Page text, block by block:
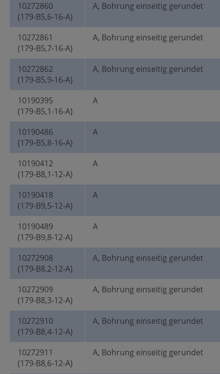
10272860
(179-B5,6-16-A)
A, Bohrung einseitig gerundet
10272861
(179-B5,7-16-A)
A, Bohrung einseitig gerundet
10272862
(179-B5,9-16-A)
A, Bohrung einseitig gerundet
10190395
(179-B5,1-16-A)
A
10190486
(179-B5,8-16-A)
A
10190412
(179-B8,1-12-A)
A
10190418
(179-B9,5-12-A)
A
10190489
(179-B9,8-12-A)
A
10272908
(179-B8,2-12-A)
A, Bohrung einseitig gerundet
10272909
(179-B8,3-12-A)
A, Bohrung einseitig gerundet
10272910
(179-B8,4-12-A)
A, Bohrung einseitig gerundet
10272911
(179-B8,6-12-A)
A, Bohrung einseitig gerundet